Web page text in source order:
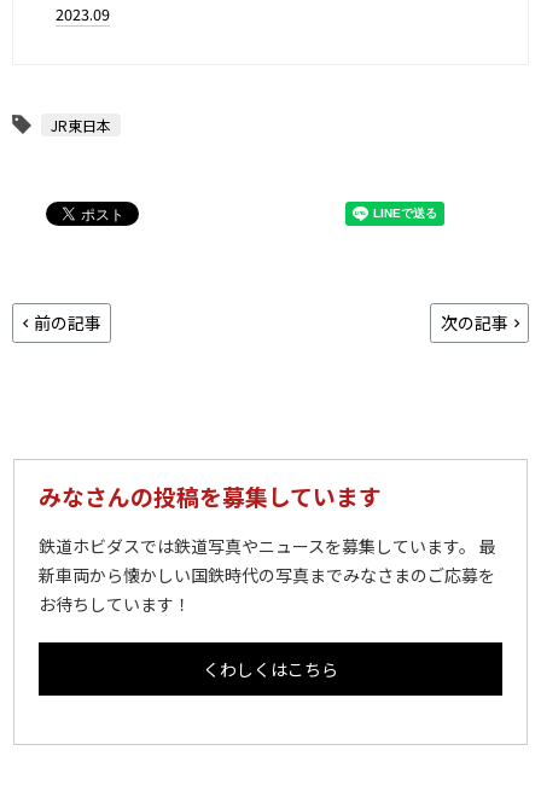
2023.09
JR東日本
前の記事 次の記事
みなさんの投稿を募集しています
鉄道ホビダスでは鉄道写真やニュースを募集しています。 最
新車両から懐かしい国鉄時代の写真までみなさまのご応募を
お待ちしています！
くわしくはこちら